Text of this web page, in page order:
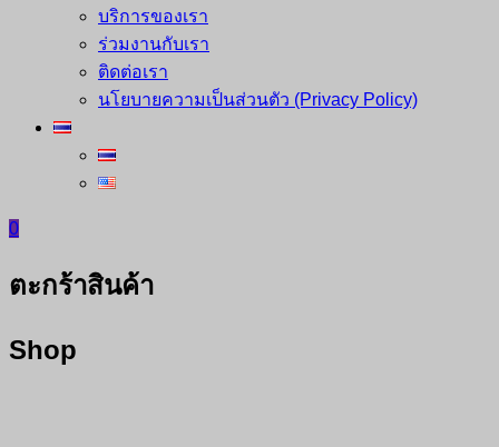
บริการของเรา
ร่วมงานกับเรา
ติดต่อเรา
นโยบายความเป็นส่วนตัว (Privacy Policy)
0
ตะกร้าสินค้า
Shop